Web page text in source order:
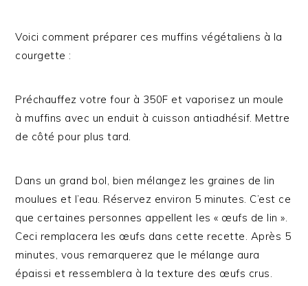
Voici comment préparer ces muffins végétaliens à la
courgette :
Préchauffez votre four à 350F et vaporisez un moule
à muffins avec un enduit à cuisson antiadhésif. Mettre
de côté pour plus tard.
Dans un grand bol, bien mélangez les graines de lin
moulues et l’eau. Réservez environ 5 minutes. C’est ce
que certaines personnes appellent les « œufs de lin ».
Ceci remplacera les œufs dans cette recette. Après 5
minutes, vous remarquerez que le mélange aura
épaissi et ressemblera à la texture des œufs crus.